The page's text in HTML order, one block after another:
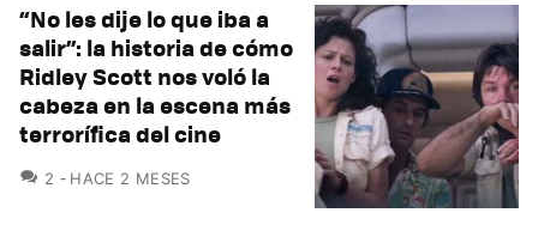
“No les dije lo que iba a
salir”: la historia de cómo
Ridley Scott nos voló la
cabeza en la escena más
terrorífica del cine
2 COMENTARIOS
HACE 2 MESES